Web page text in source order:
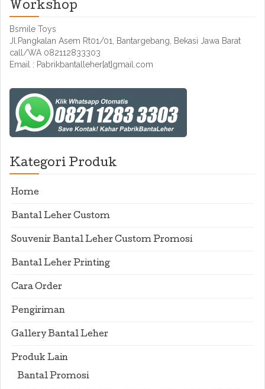
Workshop
Bsmile Toys
Jl.Pangkalan Asem Rt01/01, Bantargebang, Bekasi Jawa Barat
call/WA 082112833303
Email : Pabrikbantalleher[at]gmail.com
Kategori Produk
Home
Bantal Leher Custom
Souvenir Bantal Leher Custom Promosi
Bantal Leher Printing
Cara Order
Pengiriman
Gallery Bantal Leher
Produk Lain
Bantal Promosi